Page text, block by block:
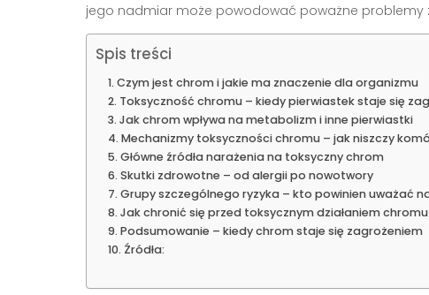
jego nadmiar może powodować poważne problemy
Spis treści
Czym jest chrom i jakie ma znaczenie dla organizmu
Toksyczność chromu – kiedy pierwiastek staje się
Jak chrom wpływa na metabolizm i inne pierwiastki
Mechanizmy toksyczności chromu – jak niszczy
Główne źródła narażenia na toksyczny chrom
Skutki zdrowotne – od alergii po nowotwory
Grupy szczególnego ryzyka – kto powinien uważać
Jak chronić się przed toksycznym działaniem chromu
Podsumowanie – kiedy chrom staje się zagrożeniem
Źródła: